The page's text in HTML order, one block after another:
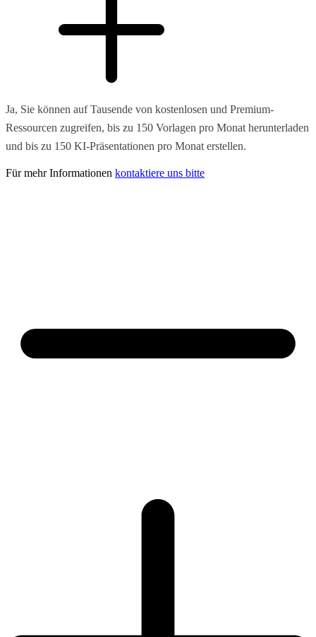
Ja, Sie können auf Tausende von kostenlosen und Premium-
Ressourcen zugreifen, bis zu 150 Vorlagen pro Monat herunterladen
und bis zu 150 KI-Präsentationen pro Monat erstellen.
Für mehr Informationen kontaktiere uns bitte